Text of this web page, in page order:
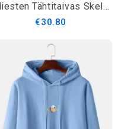
Miesten Tähtitaivas Skeletonprintti Pitkähihaiset Katuhupparit
€30.80